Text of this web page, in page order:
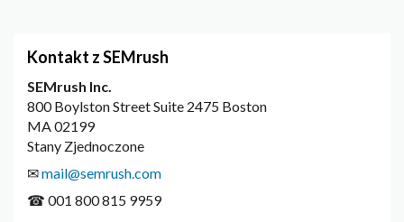
Kontakt z SEMrush
SEMrush Inc.
800 Boylston Street Suite 2475 Boston
MA 02199
Stany Zjednoczone
✉mail@semrush.com
☎ 001 800 815 9959